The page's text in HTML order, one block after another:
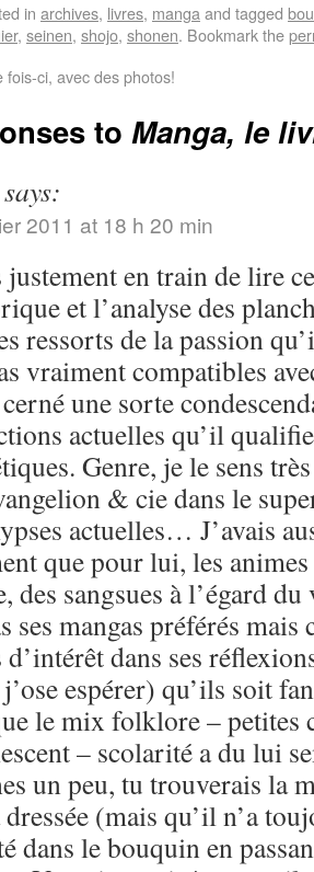
in archives, livres, manga and tagged
, seinen, shojo, shonen. Bookmark the
fois-ci, avec des photos!
to Manga, le
says:
2011 at 18 h 20 min
justement en train de lire
et l’analyse des
ressorts de la passion
vraiment compatibles
une sorte
actuelles qu’il
Genre, je le sens
& cie dans le
actuelles… J’avais
que pour lui, les
des sangsues à l’égard
ses mangas préférés
dans ses
espérer) qu’ils soit
le mix folklore – petites
– scolarité a du lui
un peu, tu trouverais la
(mais qu’il n’a
dans le bouquin en